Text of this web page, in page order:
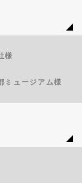
様
ミュージアム様